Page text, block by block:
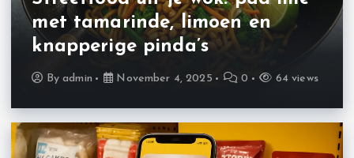
met tamarinde, limoen en
knapperige pinda’s
Byadmin November 4, 2025 0 64 views